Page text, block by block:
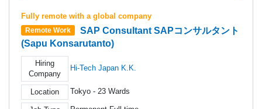
Fully remote with a global company
Remote Work
SAP Consultant SAPコンサルタント
(Sapu Konsarutanto)
Hiring
Company
Hi-Tech Japan K.K.
Location Tokyo - 23 Wards